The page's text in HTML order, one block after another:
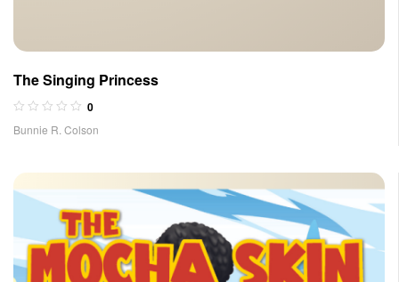
The Singing Princess
0
Bunnie R. Colson